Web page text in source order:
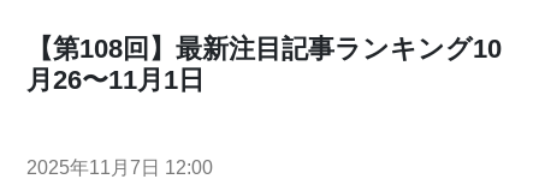
【第108回】最新注目記事ランキング10
月26〜11月1日
2025年11月7日 12:00